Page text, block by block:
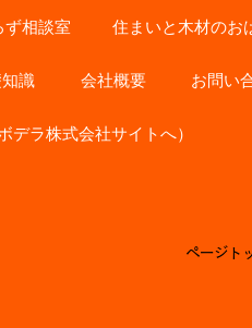
ず相談室 住まいと木材のお
識 会社概要 お問い
デラ株式会社サイトへ）
ページト